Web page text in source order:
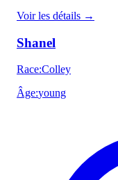
Voir les détails →
Shanel
Race:Colley
Âge:young